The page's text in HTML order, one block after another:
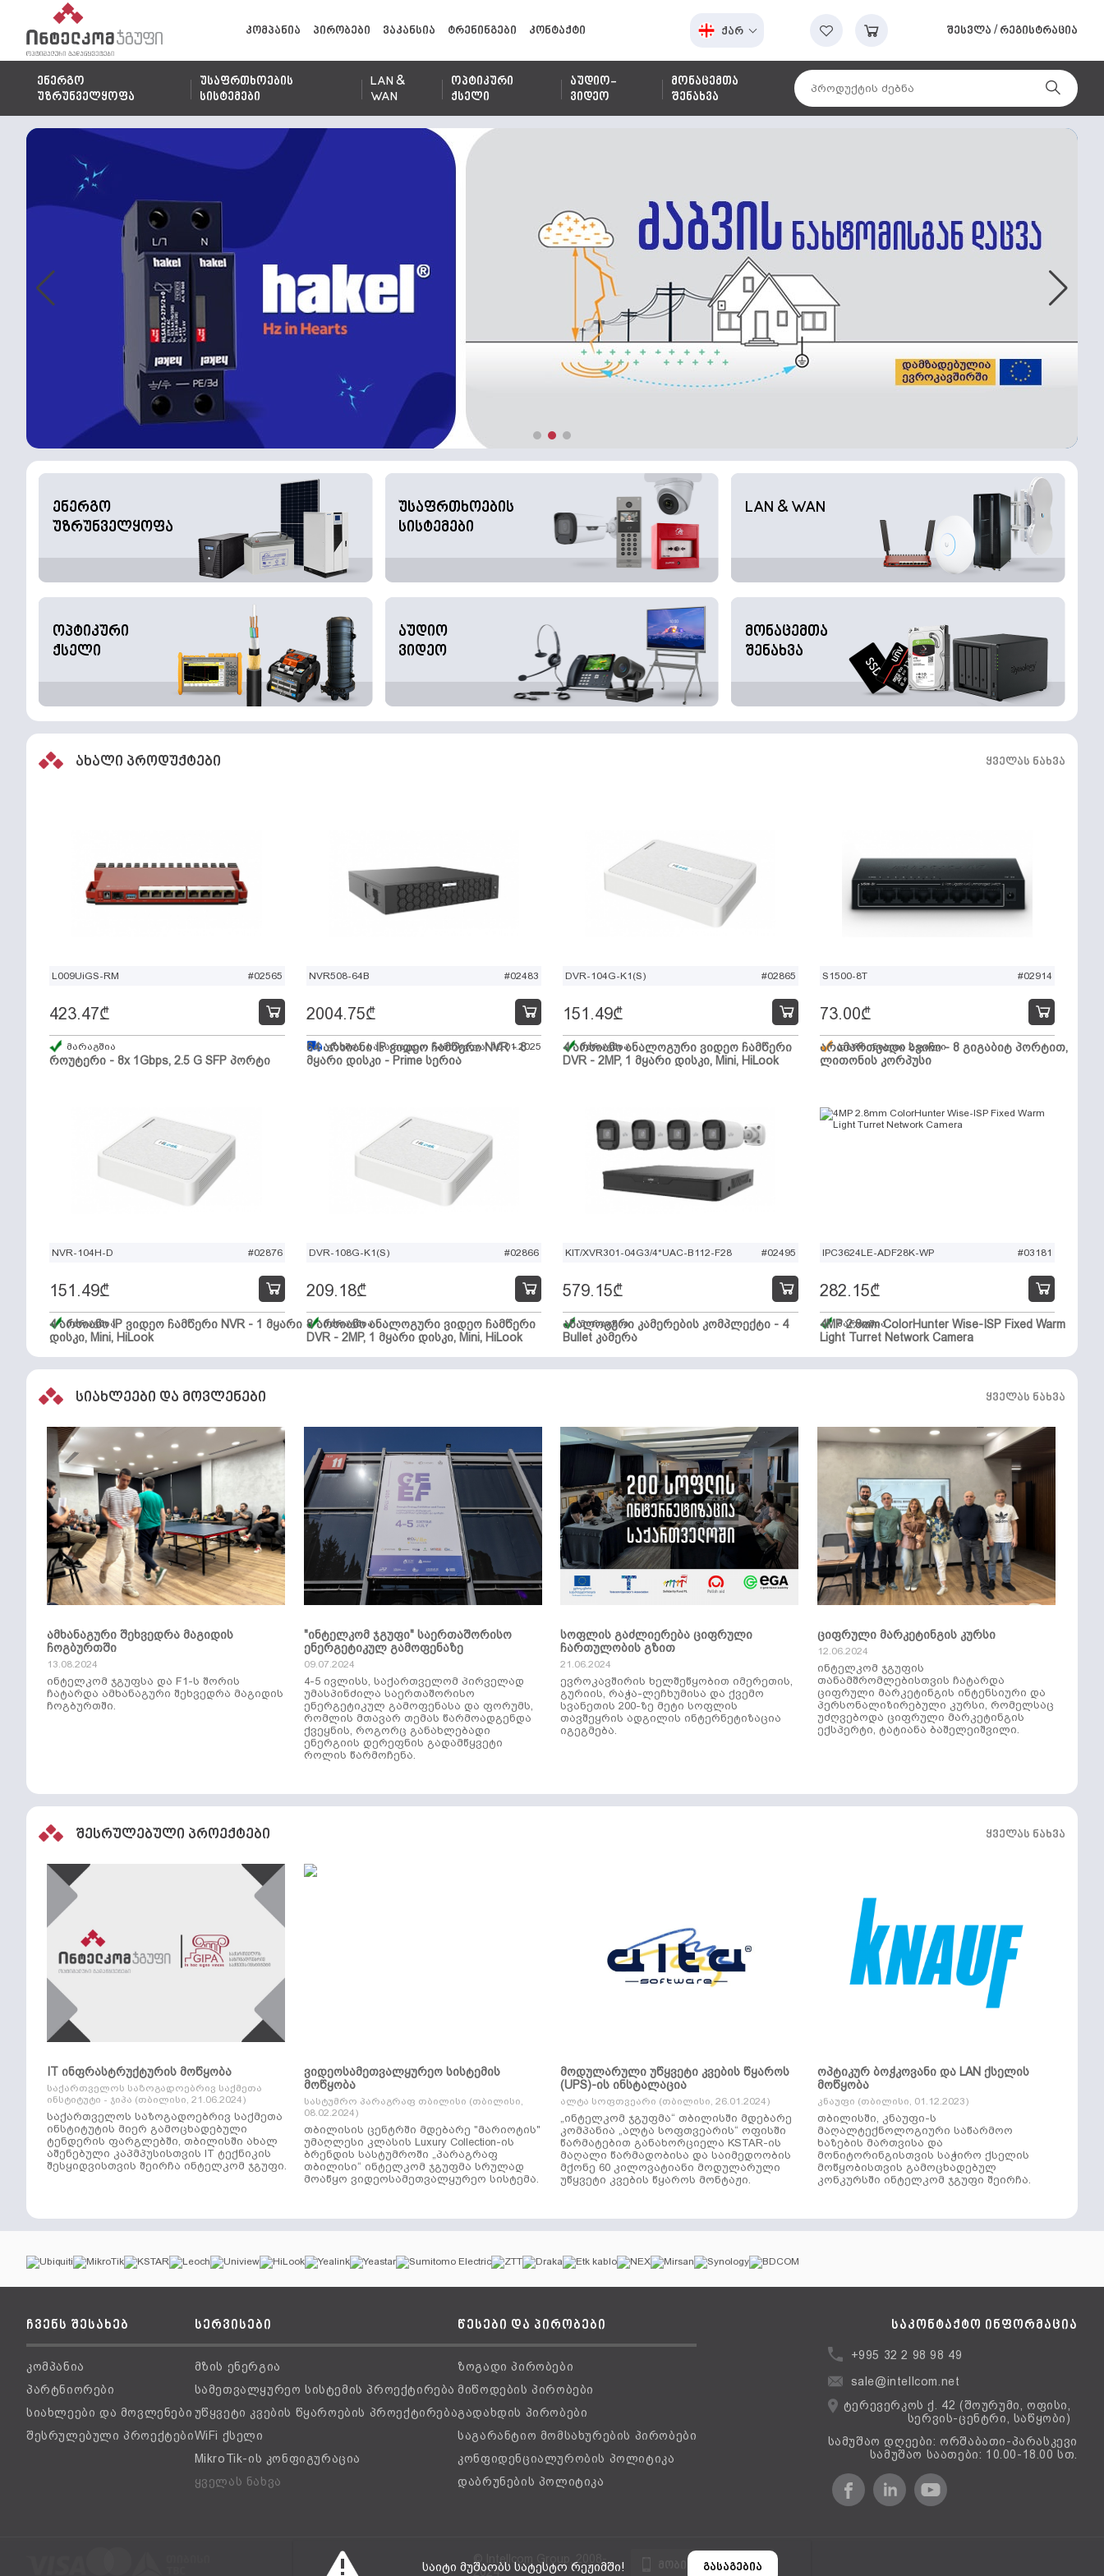
კომპანია პირობები ვაკანსია ტრენინგები კონტაქტი ქარ შესვლა / რეგისტრაცია
ენერგო
უზრუნველყოფა
უსაფრთხოების
სისტემები
LAN &
WAN
ოპტიკური
ქსელი
აუდიო-
ვიდეო
მონაცემთა
შენახვა
ენერგო
უზრუნველყოფა
უსაფრთხოების
სისტემები
LAN & WAN
ოპტიკური
ქსელი
აუდიო
ვიდეო
მონაცემთა
შენახვა
ახალი პროდუქტები ყველას ნახვა
L009UiGS-RM #02565
როუტერი - 8x 1Gbps, 2.5 G SFP პორტი
423.47₾
მარაგშია
NVR508-64B #02483
64 არხიანი IP ვიდეო ჩამწერი NVR - 8
მყარი დისკი - Prime სერია
2004.75₾
გზაშია, სავარაუდო ჩამოსვლა: 10.01.2025
DVR-104G-K1(S) #02865
4 არხიანი ანალოგური ვიდეო ჩამწერი
DVR - 2MP, 1 მყარი დისკი, Mini, HiLook
151.49₾
მარაგშია
S1500-8T #02914
არამართვადი სვიჩი - 8 გიგაბიტ პორტით,
ლითონის კორპუსი
73.00₾
დარჩენილია 2 ცალი
NVR-104H-D #02876
4 არხიანი IP ვიდეო ჩამწერი NVR - 1 მყარი
დისკი, Mini, HiLook
151.49₾
მარაგშია
DVR-108G-K1(S) #02866
8 არხიანი ანალოგური ვიდეო ჩამწერი
DVR - 2MP, 1 მყარი დისკი, Mini, HiLook
209.18₾
მარაგშია
KIT/XVR301-04G3/4*UAC-B112-F28 #02495
ანალოგური კამერების კომპლექტი - 4
Bullet კამერა
579.15₾
მარაგშია
IPC3624LE-ADF28K-WP #03181
4MP 2.8mm ColorHunter Wise-ISP Fixed Warm
Light Turret Network Camera
282.15₾
მარაგშია
სიახლეები და მოვლენები ყველას ნახვა
ამხანაგური შეხვედრა მაგიდის
ჩოგბურთში
13.08.2024
ინტელკომ ჯგუფსა და F1-ს შორის
ჩატარდა ამხანაგური შეხვედრა მაგიდის
ჩოგბურთში.
"ინტელკომ ჯგუფი" საერთაშორისო
ენერგეტიკულ გამოფენაზე
09.07.2024
4-5 ივლისს, საქართველომ პირველად
უმასპინძილა საერთაშორისო
ენერგეტიკულ გამოფენასა და ფორუმს,
რომლის მთავარ თემას წარმოადგენდა
ქვეყნის, როგორც განახლებადი
ენერგიის დერეფნის გადამწყვეტი
როლის წარმოჩენა.
სოფლის გაძლიერება ციფრული
ჩართულობის გზით
21.06.2024
ევროკავშირის ხელშეწყობით იმერეთის,
გურიის, რაჭა-ლეჩხუმისა და ქვემო
სვანეთის 200-ზე მეტი სოფლის
თავშეყრის ადგილის ინტერნეტიზაცია
იგეგმება.
ციფრული მარკეტინგის კურსი
12.06.2024
ინტელკომ ჯგუფის
თანამშრომლებისთვის ჩატარდა
ციფრული მარკეტინგის ინტენსიური და
პერსონალიზირებული კურსი, რომელსაც
უძღვებოდა ციფრული მარკეტინგის
ექსპერტი, ტატიანა ბაშელეიშვილი.
შესრულებული პროექტები ყველას ნახვა
IT ინფრასტრუქტურის მოწყობა
საქართველოს საზოგადოებრივ საქმეთა
ინსტიტუტი - ჯიპა (თბილისი, 21.06.2024)
საქართველოს საზოგადოებრივ საქმეთა
ინსტიტუტის მიერ გამოცხადებული
ტენდერის ფარგლებში, თბილისში ახალ
აშენებული კაპმპუსისთვის IT ტექნიკის
შესყიდვისთვის შეირჩა ინტელკომ ჯგუფი.
ვიდეოსამეთვალყურეო სისტემის
მოწყობა
სასტუმრო პარაგრაფ თბილისი (თბილისი,
08.02.2024)
თბილისის ცენტრში მდებარე "მარიოტის"
უმაღლესი კლასის Luxury Collection-ის
ბრენდის სასტუმროში „პარაგრაფ
თბილისი“ ინტელკომ ჯგუფმა სრულად
მოაწყო ვიდეოსამეთვალყურეო სისტემა.
მოდულარული უწყვეტი კვების წყაროს
(UPS)-ის ინსტალაცია
ალტა სოფთვეარი (თბილისი, 26.01.2024)
„ინტელკომ ჯგუფმა“ თბილისში მდებარე
კომპანია „ალტა სოფთვეარის“ ოფისში
წარმატებით განახორციელა KSTAR-ის
მაღალი წარმადობისა და საიმედოობის
მქონე 60 კილოვატიანი მოდულარული
უწყვეტი კვების წყაროს მონტაჟი.
ოპტიკურ ბოჭკოვანი და LAN ქსელის
მოწყობა
კნაუფი (თბილისი, 01.12.2023)
თბილისში, კნაუფი-ს
მაღალტექნოლოგიური საწარმოო
ხაზების მართვისა და
მონიტორინგისთვის საჭირო ქსელის
მოწყობისთვის გამოცხადებულ
კონკურსში ინტელკომ ჯგუფი შეირჩა.
ჩვენს შესახებ
კომპანია
პარტნიორები
სიახლეები და მოვლენები
შესრულებული პროექტები
სერვისები
მზის ენერგია
სამეთვალყურეო სისტემის პროექტირება
უწყვეტი კვების წყაროების პროექტირება
WiFi ქსელი
MikroTik-ის კონფიგურაცია
ყველას ნახვა
წესები და პირობები
ზოგადი პირობები
მიწოდების პირობები
გადახდის პირობები
საგარანტიო მომსახურების პირობები
კონფიდენციალურობის პოლიტიკა
დაბრუნების პოლიტიკა
საკონტაქტო ინფორმაცია
+995 32 2 98 98 49
sale@intellcom.net
ტერევერკოს ქ. 42 (შოურუმი, ოფისი,
სერვის-ცენტრი, საწყობი)
სამუშაო დღეები: ორშაბათი-პარასკევი
სამუშაო საათები: 10.00-18.00 სთ.
2024
მობილური ვერსია
საიტი მუშაობს სატესტო რეჟიმში! გასაგებია